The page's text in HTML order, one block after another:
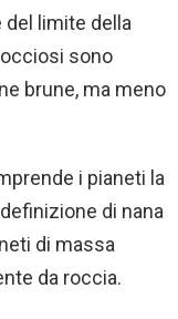
del limite della
sono
brune, ma meno
i pianeti la
di nana
di massa
da roccia.